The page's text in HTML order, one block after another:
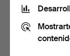
Subastado 6 jun
1.419 USD